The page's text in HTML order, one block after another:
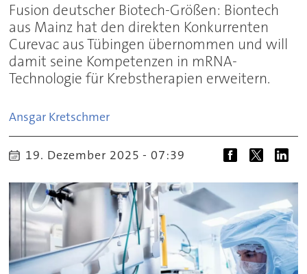
Fusion deutscher Biotech-Größen: Biontech
aus Mainz hat den direkten Konkurrenten
Curevac aus Tübingen übernommen und will
damit seine Kompetenzen in mRNA-
Technologie für Krebstherapien erweitern.
Ansgar Kretschmer
19. Dezember 2025 - 07:39